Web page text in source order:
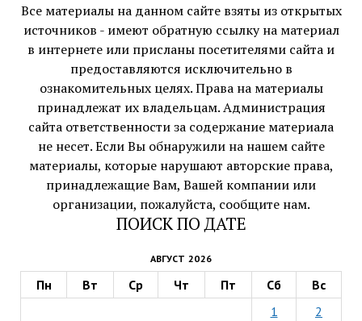
Все материалы на данном сайте взяты из открытых
источников - имеют обратную ссылку на материал
в интернете или присланы посетителями сайта и
предоставляются исключительно в
ознакомительных целях. Права на материалы
принадлежат их владельцам. Администрация
сайта ответственности за содержание материала
не несет. Если Вы обнаружили на нашем сайте
материалы, которые нарушают авторские права,
принадлежащие Вам, Вашей компании или
организации, пожалуйста, сообщите нам.
ПОИСК ПО ДАТЕ
АВГУСТ 2026
Пн Вт Ср Чт Пт Сб
Вс
1
2